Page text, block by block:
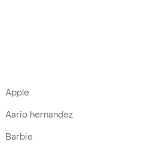
Apple
Aario hernandez
Barbie